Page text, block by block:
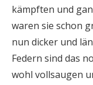
kämpften und
waren sie schon
nun dicker und
Federn sind das
wohl vollsaugen